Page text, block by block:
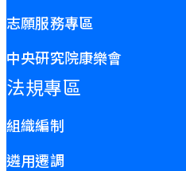
志願服務專區
中央研究院康樂會
法規專區
組織編制
遴用遷調